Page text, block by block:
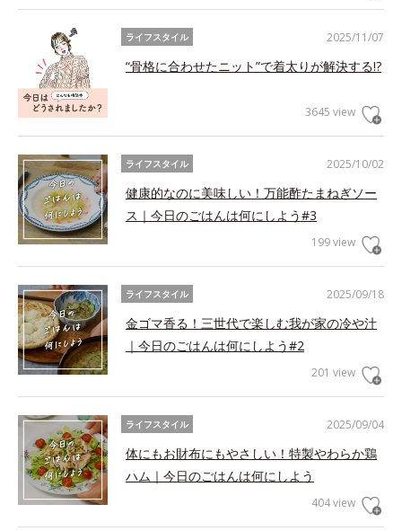
2025/11/07
ライフスタイル
“骨格に合わせたニット”で着太りが解決する!?
3645 view
2025/10/02
ライフスタイル
健康的なのに美味しい！万能酢たまねぎソー
ス｜今日のごはんは何にしよう#3
199 view
2025/09/18
ライフスタイル
金ゴマ香る！三世代で楽しむ我が家の冷や汁
｜今日のごはんは何にしよう#2
201 view
2025/09/04
ライフスタイル
体にもお財布にもやさしい！特製やわらか鶏
ハム｜今日のごはんは何にしよう
404 view